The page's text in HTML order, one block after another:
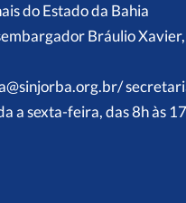
do Estado da Bahia
Bráulio
a sexta-feira, das 8h às